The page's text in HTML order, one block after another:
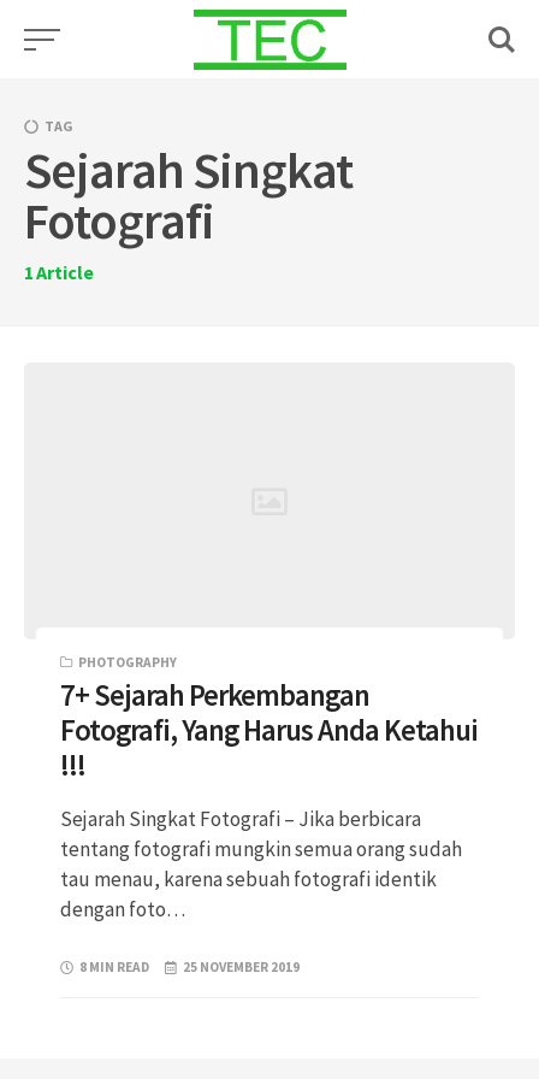
TAG
Sejarah Singkat
Fotografi
1Article
PHOTOGRAPHY
7+ Sejarah Perkembangan
Fotografi, Yang Harus Anda Ketahui
!!!
Sejarah Singkat Fotografi – Jika berbicara
tentang fotografi mungkin semua orang sudah
tau menau, karena sebuah fotografi identik
dengan foto…
8 MIN READ 25 NOVEMBER 2019